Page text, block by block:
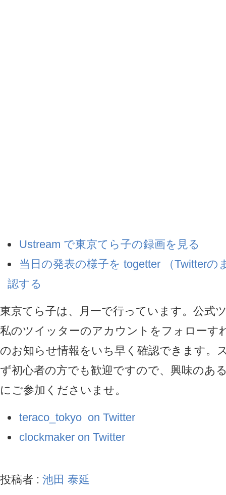
Ustream で東京てら子の録画を見る
当日の発表の様子を togetter （Twitterの
認する
東京てら子は、月一で行っています。公式
私のツイッターのアカウントをフォローす
のお知らせ情報をいち早く確認できます。
ず初心者の方でも歓迎ですので、興味のあ
にご参加くださいませ。
teraco_tokyo on Twitter
clockmaker on Twitter
投稿者 : 池田 泰延